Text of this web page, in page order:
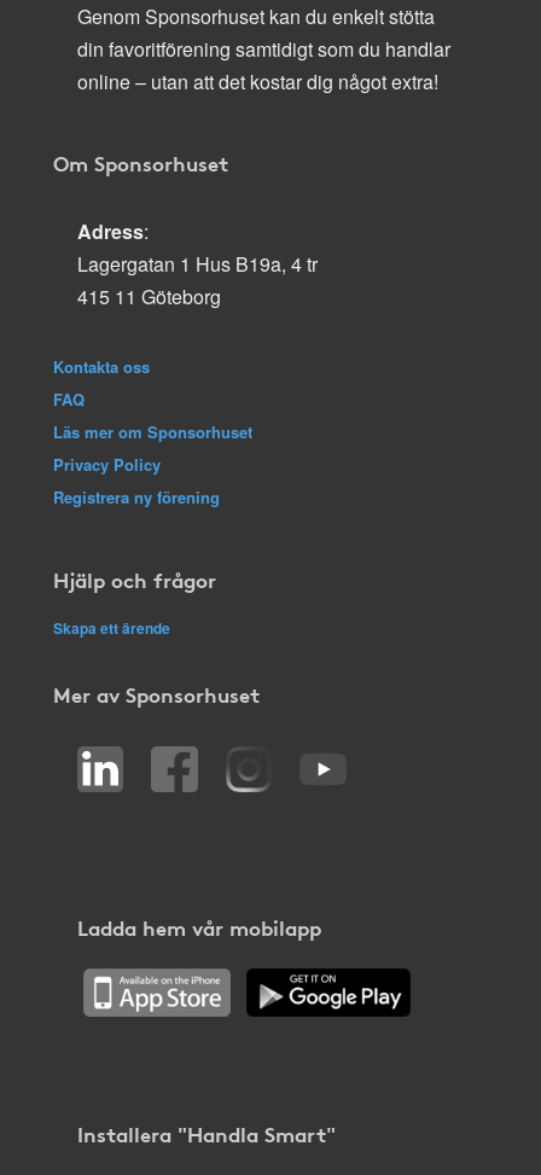
Genom Sponsorhuset kan du enkelt stötta
din favoritförening samtidigt som du handlar
online – utan att det kostar dig något extra!
Om Sponsorhuset
Adress:
Lagergatan 1 Hus B19a, 4 tr
415 11 Göteborg
Kontakta oss
FAQ
Läs mer om Sponsorhuset
Privacy Policy
Registrera ny förening
Hjälp och frågor
Skapa ett ärende
Mer av Sponsorhuset
Ladda hem vår mobilapp
Installera "Handla Smart"